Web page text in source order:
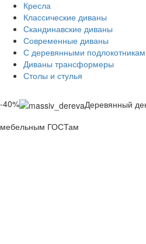
Кресла
Классические диваны
Скандинавские диваны
Современные диваны
С деревянными
Диваны трансформеры
Столы и стулья
-40% Деревянный
мебельным ГОСТам